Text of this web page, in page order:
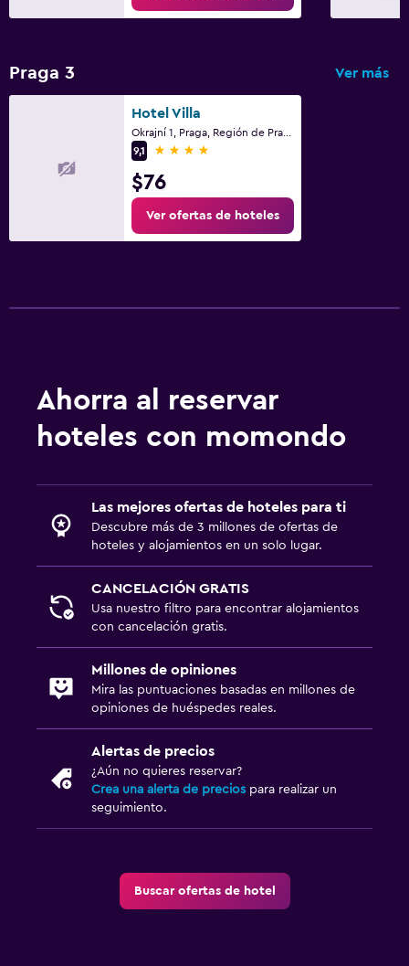
Praga 3 Ver más
Hotel Villa
9,1
4 estrellas
$76
Ver ofertas de hoteles
Ahorra al reservar
hoteles con momondo
Las mejores ofertas de hoteles para ti
Descubre más de 3 millones de ofertas de
hoteles y alojamientos en un solo lugar.
CANCELACIÓN GRATIS
Usa nuestro filtro para encontrar alojamientos
con cancelación gratis.
Millones de opiniones
Mira las puntuaciones basadas en millones de
opiniones de huéspedes reales.
Alertas de precios
¿Aún no quieres reservar?
Crea una alerta de precios para realizar un
seguimiento.
Buscar ofertas de hotel